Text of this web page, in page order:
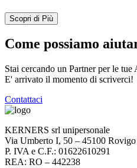
Scopri di Più
Come possiamo
Stai cercando un Partner per le
E' arrivato il momento di scriverci!
Contattaci
KERNERS srl unipersonale
Via Umberto I, 50 – 45100 Rovigo
P. IVA e C.F.: 01622610291
REA: RO – 442238